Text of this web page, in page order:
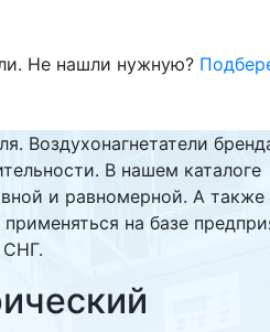
Не нашли нужную?
Воздухонагнетатели
В нашем каталоге
и равномерной. А также
на базе
СНГ.